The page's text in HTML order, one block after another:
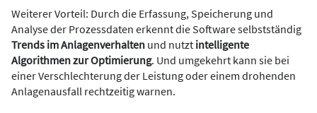
Weiterer Vorteil: Durch die Erfassung, Speicherung und
Analyse der Prozessdaten erkennt die Software selbstständig
Trends im Anlagenverhalten und nutzt intelligente
Algorithmen zur Optimierung. Und umgekehrt kann sie bei
einer Verschlechterung der Leistung oder einem drohenden
Anlagenausfall rechtzeitig warnen.